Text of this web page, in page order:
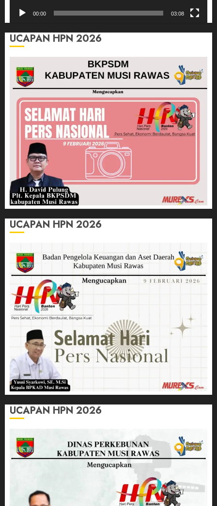
00:00 03:08
UCAPAN HPN 2026
UCAPAN HPN 2026
UCAPAN HPN 2026